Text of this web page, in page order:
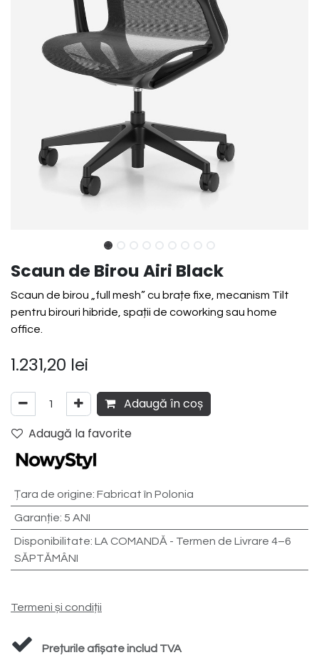
Scaun de Birou Airi Black
Scaun de birou „full mesh” cu brațe fixe, mecanism Tilt
pentru birouri hibride, spații de coworking sau home
office.
1.231,20 lei
Adaugă în coș
Adaugă la favorite
Țara de origine: Fabricat în Polonia
Garanție: 5 ANI
Disponibilitate: LA COMANDĂ - Termen de Livrare 4–6
SĂPTĂMÂNI
Termeni și condiții
Prețurile afișate includ TVA